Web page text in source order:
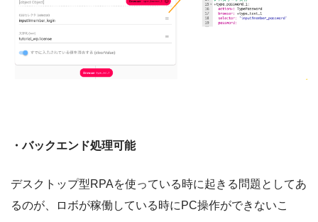
・バックエンド処理可能
デスクトップ型RPAを使っている時に起きる問題としてあ
るのが、ロボが稼働している時にPC操作ができないこ